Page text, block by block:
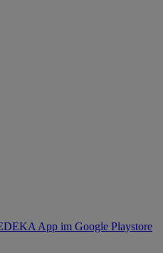
App im Google Playstore